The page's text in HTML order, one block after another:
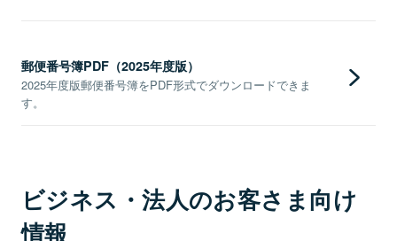
郵便番号簿PDF（2025年度版）
2025年度版郵便番号簿をPDF形式でダウンロードできま
す。
ビジネス・法人のお客さま向け
情報